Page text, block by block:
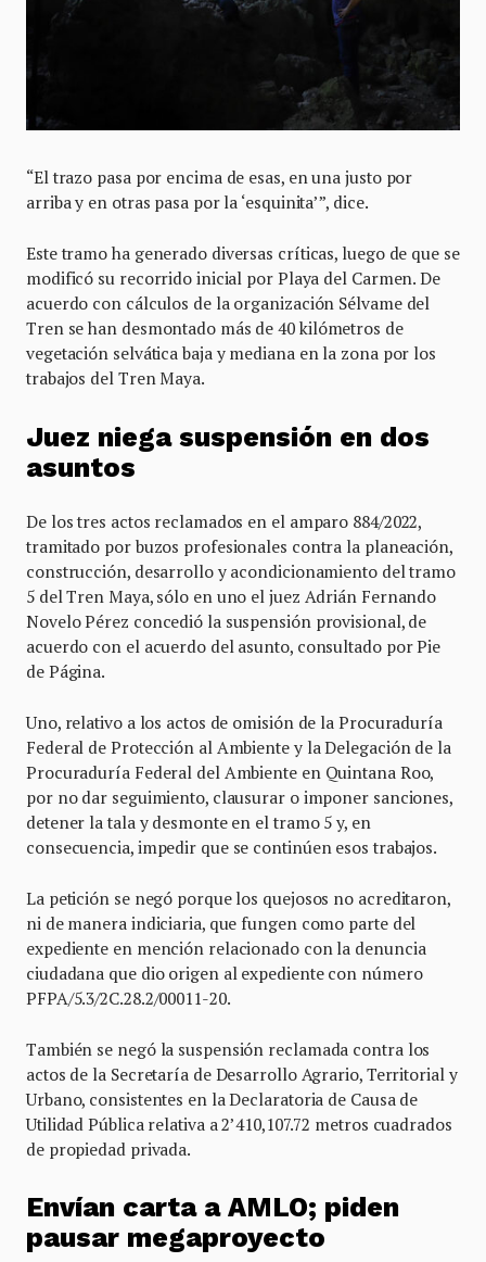
“El trazo pasa por encima de esas, en una justo por
arriba y en otras pasa por la ‘esquinita’”, dice.
Este tramo ha generado diversas críticas, luego de que se
modificó su recorrido inicial por Playa del Carmen. De
acuerdo con cálculos de la organización Sélvame del
Tren se han desmontado más de 40 kilómetros de
vegetación selvática baja y mediana en la zona por los
trabajos del Tren Maya.
Juez niega suspensión en dos
asuntos
De los tres actos reclamados en el amparo 884/2022,
tramitado por buzos profesionales contra la planeación,
construcción, desarrollo y acondicionamiento del tramo
5 del Tren Maya, sólo en uno el juez Adrián Fernando
Novelo Pérez concedió la suspensión provisional, de
acuerdo con el acuerdo del asunto, consultado por Pie
de Página.
Uno, relativo a los actos de omisión de la Procuraduría
Federal de Protección al Ambiente y la Delegación de la
Procuraduría Federal del Ambiente en Quintana Roo,
por no dar seguimiento, clausurar o imponer sanciones,
detener la tala y desmonte en el tramo 5 y, en
consecuencia, impedir que se continúen esos trabajos.
La petición se negó porque los quejosos no acreditaron,
ni de manera indiciaria, que fungen como parte del
expediente en mención relacionado con la denuncia
ciudadana que dio origen al expediente con número
PFPA/5.3/2C.28.2/00011-20.
También se negó la suspensión reclamada contra los
actos de la Secretaría de Desarrollo Agrario, Territorial y
Urbano, consistentes en la Declaratoria de Causa de
Utilidad Pública relativa a 2’410,107.72 metros cuadrados
de propiedad privada.
Envían carta a AMLO; piden
pausar megaproyecto